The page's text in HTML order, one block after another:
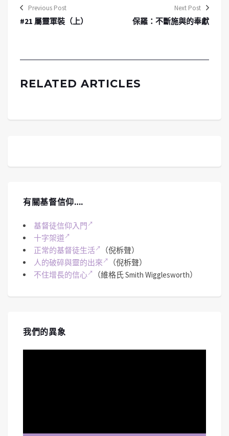
Previous Post
#21 屬靈軍裝（上）
Next Post
保羅：不斷施與的奉獻
RELATED ARTICLES
有關基督信仰….
基督徒信仰入門
十字架道
正常的基督徒生活
（倪柝聲）
人的破碎與靈的出來
（倪柝聲）
不住增長的信心
（維格氏 Smith Wigglesworth）
我們的異象